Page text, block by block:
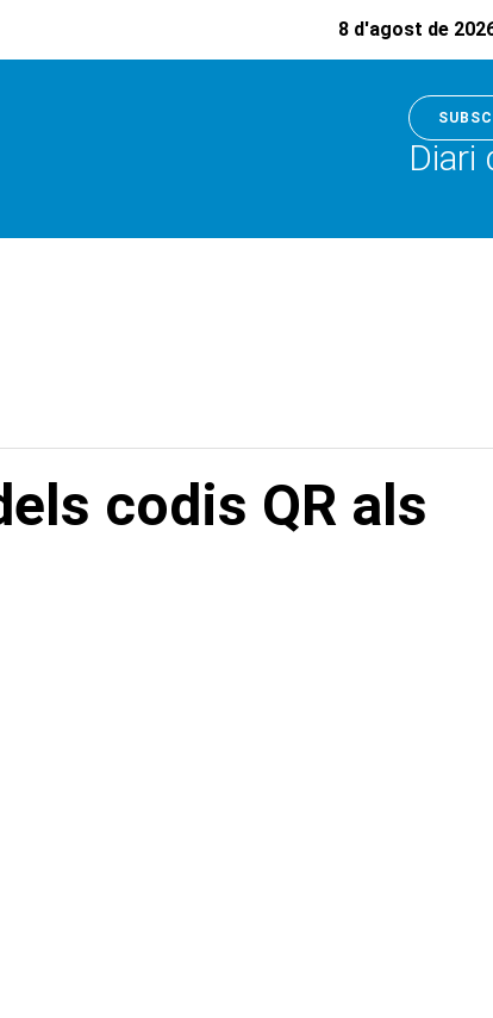
8 d'agost de
Diari
codis QR als